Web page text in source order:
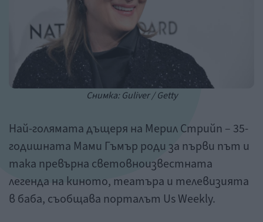
Снимка: Guliver / Getty
Най-голямата дъщеря на Мерил Стрийп – 35-
годишната Мами Гъмър роди за първи път и
така превърна световноизвестната
легенда на киното, театъра и телевизията
в баба, съобщава порталът Us Weekly.